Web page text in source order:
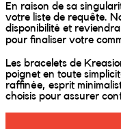
En raison de sa
votre liste de requête.
disponibilité et
pour finaliser votre
Les bracelets de
poignet en toute
raffinée, esprit
choisis pour assurer
Vizavi
Wally Plush Toys
Zimaz Kreol